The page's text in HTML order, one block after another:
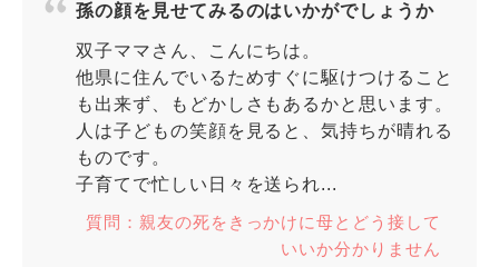
孫の顔を見せてみるのはいかがでしょうか
双子ママさん、こんにちは。
他県に住んでいるためすぐに駆けつけること
も出来ず、もどかしさもあるかと思います。
人は子どもの笑顔を見ると、気持ちが晴れる
ものです。
子育てで忙しい日々を送られ...
質問：親友の死をきっかけに母とどう接して
いいか分かりません